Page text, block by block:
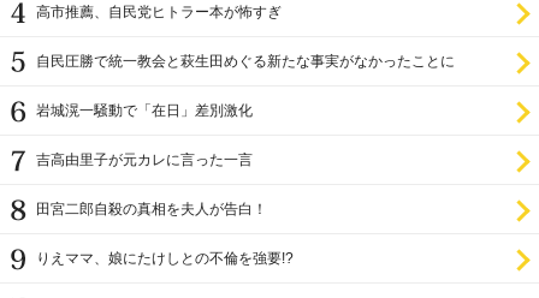
高市推薦、自民党ヒトラー本が怖すぎ
自民圧勝で統一教会と萩生田めぐる新たな事実がなかったことに
岩城滉一騒動で「在日」差別激化
吉高由里子が元カレに言った一言
田宮二郎自殺の真相を夫人が告白！
りえママ、娘にたけしとの不倫を強要!?